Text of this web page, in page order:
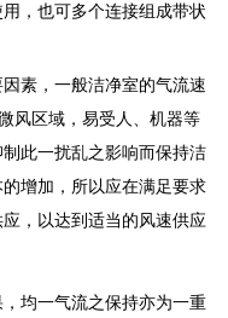
，也可多个连接组成带状
素，一般洁净室的气流速
风区域，易受人、机器等
此一扰乱之影响而保持洁
增加，所以应在满足要求
，以达到适当的风速供应
均一气流之保持亦为一重